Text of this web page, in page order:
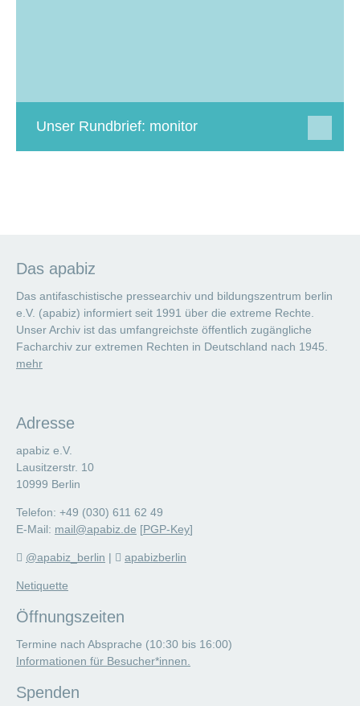
Unser Rundbrief: monitor
Das apabiz
Das antifaschistische pressearchiv und bildungszentrum berlin
e.V. (apabiz) informiert seit 1991 über die extreme Rechte.
Unser Archiv ist das umfangreichste öffentlich zugängliche
Facharchiv zur extremen Rechten in Deutschland nach 1945.
mehr
Adresse
apabiz e.V.
Lausitzerstr. 10
10999 Berlin
Telefon: +49 (030) 611 62 49
E-Mail: mail@apabiz.de [PGP-Key]
@apabiz_berlin | apabizberlin
Netiquette
Öffnungszeiten
Termine nach Absprache (10:30 bis 16:00)
Informationen für Besucher*innen.
Spenden